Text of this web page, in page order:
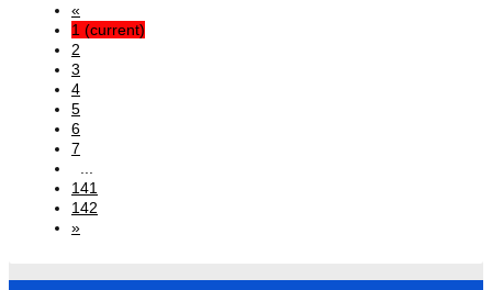
«
1 (current)
2
3
4
5
6
7
141
142
»